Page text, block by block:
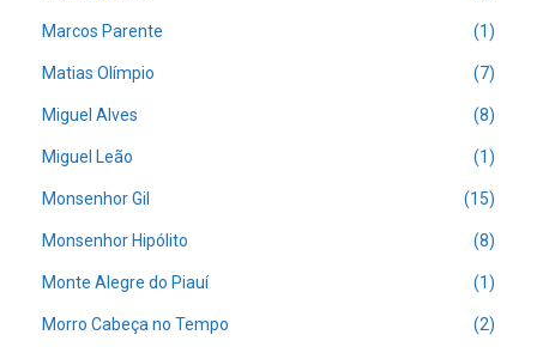
Marcos Parente (1)
Matias Olímpio (7)
Miguel Alves (8)
Miguel Leão (1)
Monsenhor Gil (15)
Monsenhor Hipólito (8)
Monte Alegre do Piauí (1)
Morro Cabeça no Tempo (2)